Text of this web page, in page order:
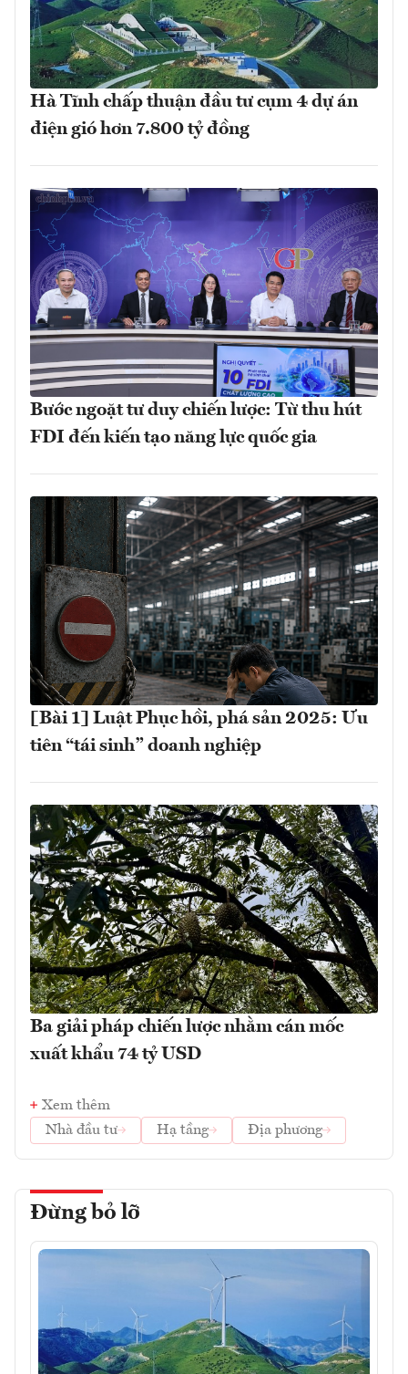
Hà Tĩnh chấp thuận đầu tư cụm 4 dự án
điện gió hơn 7.800 tỷ đồng
Bước ngoặt tư duy chiến lược: Từ thu hút
FDI đến kiến tạo năng lực quốc gia
[Bài 1] Luật Phục hồi, phá sản 2025: Ưu
tiên “tái sinh” doanh nghiệp
Ba giải pháp chiến lược nhằm cán mốc
xuất khẩu 74 tỷ USD
Xem thêm
Nhà đầu tư
Hạ tầng Địa phương
Đừng bỏ lỡ